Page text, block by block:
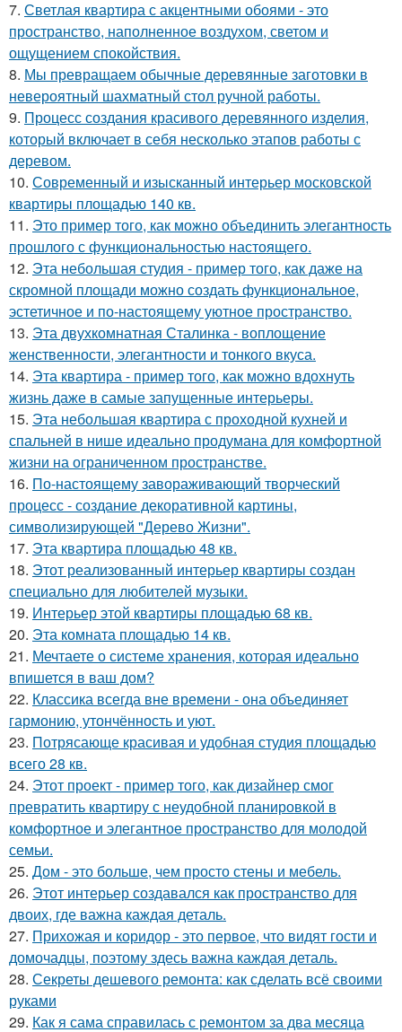
7. Светлая квартира с акцентными обоями - это
пространство, наполненное воздухом, светом и
ощущением спокойствия.
8. Мы превращаем обычные деревянные заготовки в
невероятный шахматный стол ручной работы.
9. Процесс создания красивого деревянного изделия,
который включает в себя несколько этапов работы с
деревом.
10. Современный и изысканный интерьер московской
квартиры площадью 140 кв.
11. Это пример того, как можно объединить элегантность
прошлого с функциональностью настоящего.
12. Эта небольшая студия - пример того, как даже на
скромной площади можно создать функциональное,
эстетичное и по-настоящему уютное пространство.
13. Эта двухкомнатная Сталинка - воплощение
женственности, элегантности и тонкого вкуса.
14. Эта квартира - пример того, как можно вдохнуть
жизнь даже в самые запущенные интерьеры.
15. Эта небольшая квартира с проходной кухней и
спальней в нише идеально продумана для комфортной
жизни на ограниченном пространстве.
16. По-настоящему завораживающий творческий
процесс - создание декоративной картины,
символизирующей "Дерево Жизни".
17. Эта квартира площадью 48 кв.
18. Этот реализованный интерьер квартиры создан
специально для любителей музыки.
19. Интерьер этой квартиры площадью 68 кв.
20. Эта комната площадью 14 кв.
21. Мечтаете о системе хранения, которая идеально
впишется в ваш дом?
22. Классика всегда вне времени - она объединяет
гармонию, утончённость и уют.
23. Потрясающе красивая и удобная студия площадью
всего 28 кв.
24. Этот проект - пример того, как дизайнер смог
превратить квартиру с неудобной планировкой в
комфортное и элегантное пространство для молодой
семьи.
25. Дом - это больше, чем просто стены и мебель.
26. Этот интерьер создавался как пространство для
двоих, где важна каждая деталь.
27. Прихожая и коридор - это первое, что видят гости и
домочадцы, поэтому здесь важна каждая деталь.
28. Секреты дешевого ремонта: как сделать всё своими
руками
29. Как я сама справилась с ремонтом за два месяца